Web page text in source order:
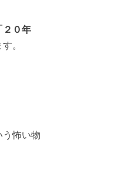
２０年
。
う怖い物